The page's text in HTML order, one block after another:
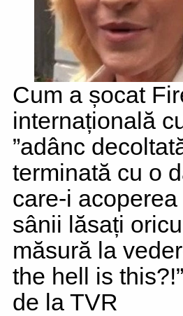
Cum a șocat
internațională
”adânc
terminată cu o
care-i
sânii lăsați
măsură la
the hell is
de la TVR